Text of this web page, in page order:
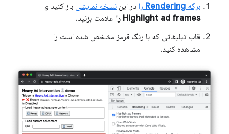
برگه Rendering را در این نسخه نمایشی باز کنید و
Highlight ad frames را
علامت بزنید.
قاب تبلیغاتی که با رنگ قرمز مشخص شده است را
مشاهده کنید.